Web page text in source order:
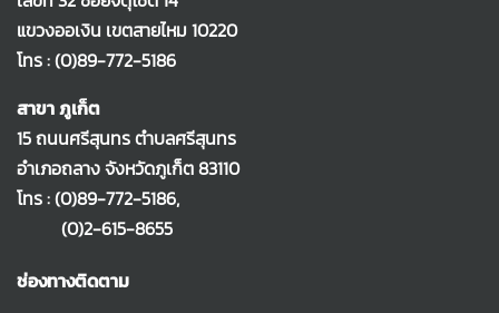
แขวงออเงิน เขตสายไหม 10220
โทร :(0)89-772-5186
สาขา ภูเก็ต
15 ถนนศรีสุนทร ตำบลศรีสุนทร
อำเภอถลาง จังหวัดภูเก็ต 83110
โทร :(0)89-772-5186,
(0)2-615-8655
ช่องทางติดตาม